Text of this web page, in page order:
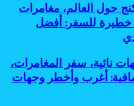
حول العالم، مغامرات
خطيرة للسفر: أفضل
نائية، سفر المغامرات،
أغرب وأخطر وجهات